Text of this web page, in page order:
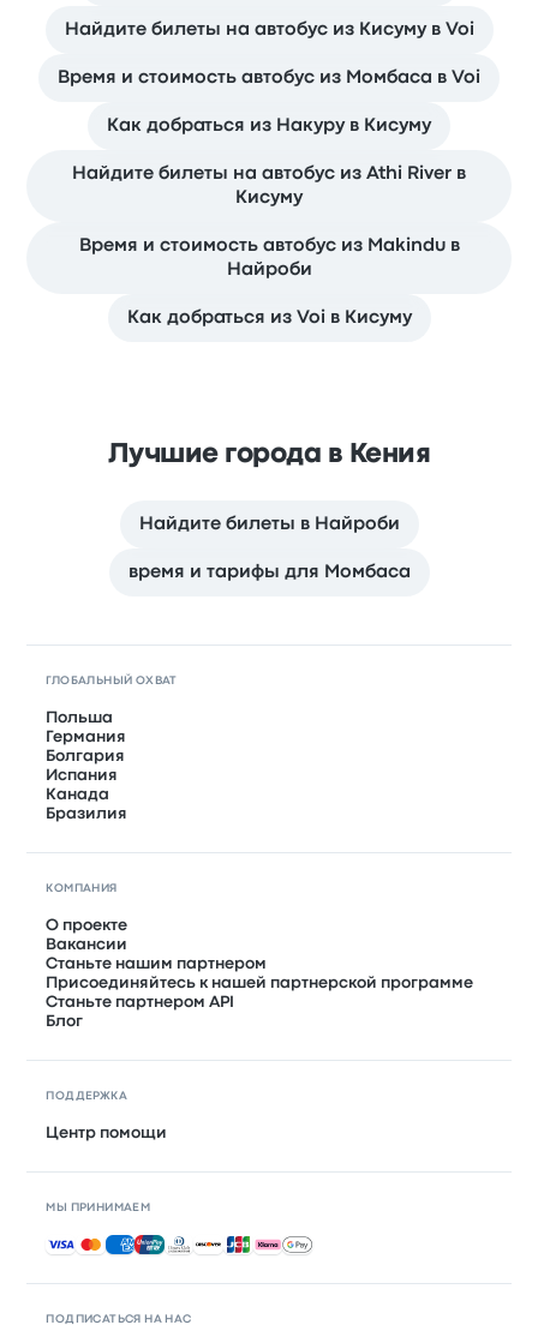
Найдите билеты на автобус из Кисуму в Voi
Время и стоимость автобус из Момбаса в Voi
Как добраться из Накуру в Кисуму
Найдите билеты на автобус из Athi River в
Кисуму
Время и стоимость автобус из Makindu в
Найроби
Как добраться из Voi в Кисуму
Лучшие города в Кения
Найдите билеты в Найроби
время и тарифы для Момбаса
ПОДПИСАТЬСЯ НА НАС
ГЛОБАЛЬНЫЙ ОХВАТ
Польша
Германия
Болгария
Испания
Канада
Бразилия
КОМПАНИЯ
О проекте
Вакансии
Станьте нашим партнером
Присоединяйтесь к нашей партнерской программе
Станьте партнером API
Блог
ПОДДЕРЖКА
Центр помощи
МЫ ПРИНИМАЕМ
Принимаемые способы оплаты